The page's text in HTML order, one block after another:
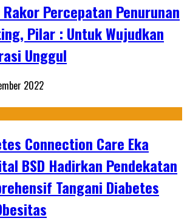
Rakor Percepatan Penurunan
Pilar : Untuk Wujudkan
Unggul
2022
Connection Care Eka
BSD Hadirkan Pendekatan
Tangani Diabetes